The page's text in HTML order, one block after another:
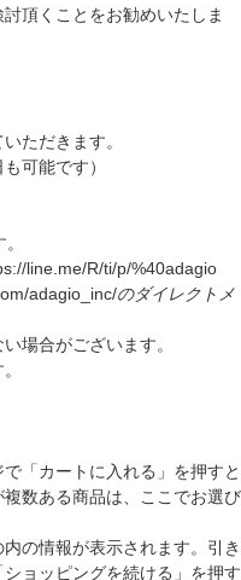
頂くことをお勧めいたしま
ただきます。
可能です）
line.me/R/ti/p/%40adagio
adagio_inc/のダイレクトメ
場合がございます。
「カートに入れる」を押すと
数ある商品は、ここでお選び
の情報が表示されます。引き
ョッピングを続ける」を押す